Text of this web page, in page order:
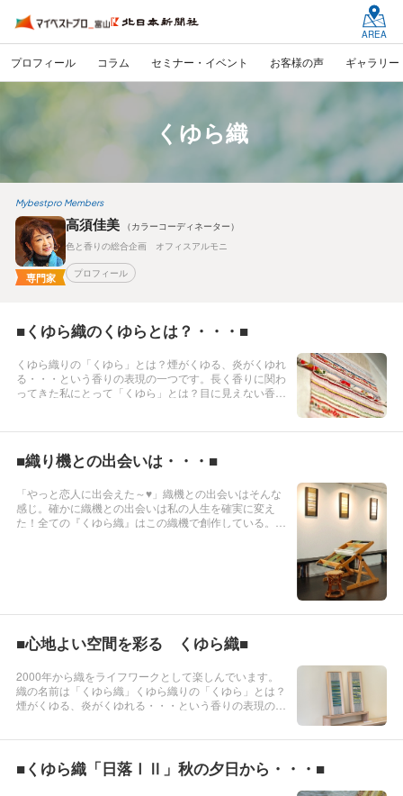
AREA
プロフィール コラム セミナー・イベント お客様の声 ギャラリー
くゆら織
Mybestpro Members
専門家
高須佳美
（カラーコーディネーター）
色と香りの総合企画 オフィスアルモニ
プロフィール
■くゆら織のくゆらとは？・・・■
くゆら織りの「くゆら」とは？煙がくゆる、炎がくゆれ
る・・・という香りの表現の一つです。長く香りに関わ
ってきた私にとって「くゆら」とは？目に見えない香り
び始めた時から「心地...
■織り機との出会いは・・・■
「やっと恋人に出会えた～♥」織機との出会いはそんな
感じ。確かに織機との出会いは私の人生を確実に変え
た！全ての『くゆら織』はこの織機で創作している。実
■心地よい空間を彩る くゆら織■
2000年から織をライフワークとして楽しんでいます。
織の名前は「くゆら織」くゆら織りの「くゆら」とは？
煙がくゆる、炎がくゆれる・・・という香りの表現の一
■くゆら織「日落ⅠⅡ」秋の夕日から・・・■